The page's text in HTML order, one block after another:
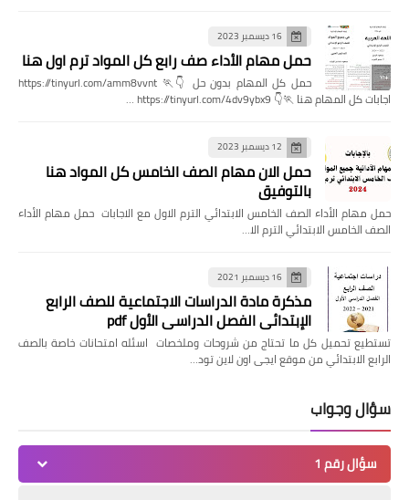
16 ديسمبر 2023
حمل مهام الأداء صف رابع كل المواد ترم اول هنا
حمل كل المهام بدون حل 👇🏃 https://tinyurl.com/amm8vvnt
اجابات كل المهام هنا 🏃👇 https://tinyurl.com/4dv9ybx9 …
12 ديسمبر 2023
حمل الان مهام الصف الخامس كل المواد هنا
بالتوفيق
حمل مهام الأداء الصف الخامس الابتدائي الترم الاول مع الاجابات حمل مهام الأداء
الصف الخامس الابتدائي الترم الا…
16 ديسمبر 2021
مذكرة مادة الدراسات الاجتماعية للصف الرابع
الإبتدائي الفصل الدراسي الأول pdf
تستطيع تحميل كل ما تحتاج من شروحات وملخصات اسئله امتحانات خاصة بالصف
الرابع الابتدائي من موقع ايجى اون لاين تود…
سؤال وجواب
سؤال رقم 1